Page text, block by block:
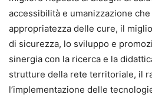
accessibilità e umanizzazione
appropriatezza delle cure, il
di sicurezza, lo sviluppo e
sinergia con la ricerca e la
strutture della rete territoriale, il
l’implementazione delle